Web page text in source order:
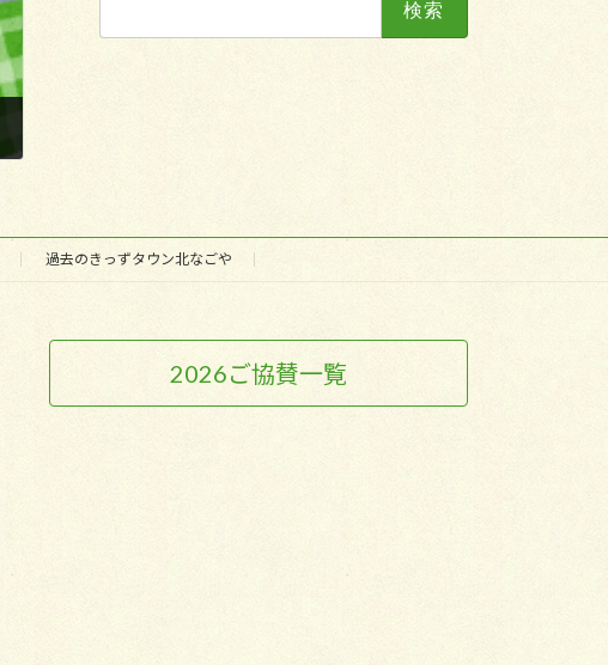
過去のきっずタウン北なごや
2026ご協賛一覧